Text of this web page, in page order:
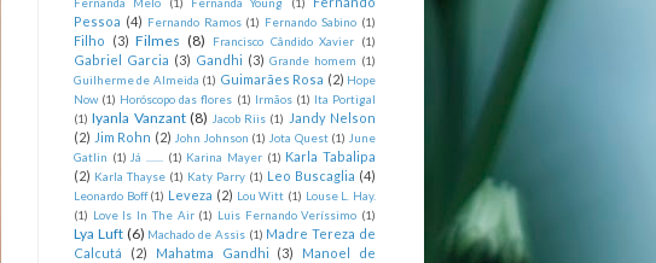
Fernanda Melo (1) Fernanda Young (1)
Pessoa (4) Fernando Ramos (1) Fernando Sabino (1)
Filho (3) Filmes (8) Francisco Cândido Xavier (1)
Gabriel Garcia (3) Gandhi (3) Grande homem (1)
Guilherme de Almeida (1) Guimarães Rosa (2) Hope
Now (1) Horóscopo das flores (1) Irmãos (1)
Ita Portigal
(1) Iyanla Vanzant (8) Jacob Riis (1)
Jandy Nelson
(2) Jim Rohn (2) John Johnson (1) Jota Quest (1) June
Gatlin (1) Já ....... (1) Karina Mayer (1) Karla Tabalipa
(2) Karla Thayse (1) Katy Parry (1) Leo Buscaglia (4)
Leonardo Boff (1) Leveza (2) Lou Witt (1) Louse L. Hay.
(1)
Love Is In The Air (1) Luis Fernando Veríssimo (1)
Lya Luft (6) Machado de Assis (1) Madre Tereza de
Calcutá
(2) Mahatma Gandhi (3)
Manoel de